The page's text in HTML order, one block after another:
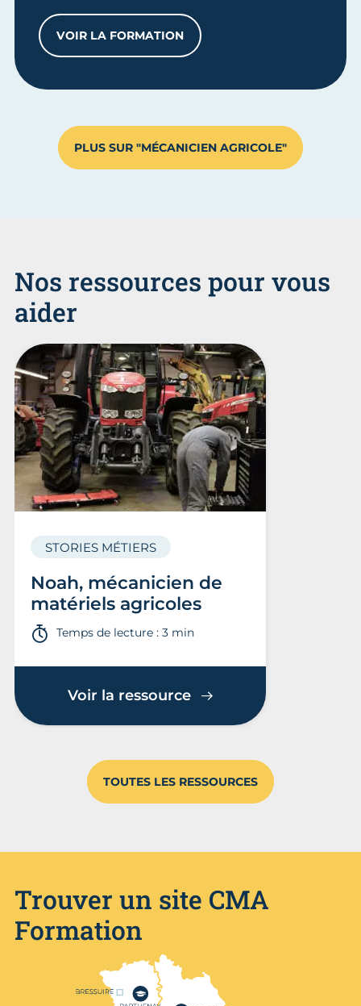
VOIR LA FORMATIONBTM MÉCANICIEN DE MATÉRIELS
PLUS SUR "MÉCANICIEN AGRICOLE"
Nos ressources pour vous
aider
Noah, mécanicien de
matériels agricoles
STORIES MÉTIERS
Temps de lecture : 3 min
Voir la ressource
TOUTES LES RESSOURCES
Trouver un site CMA
Formation
Nos centres de formation